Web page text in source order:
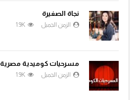
نجاة الصغيرة
الزمن الجميل 1.9K
مسرحيات كوميدية مصرية
الزمن الجميل 1.9K